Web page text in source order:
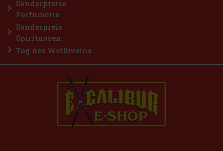
Sonderpreise
Parfumerie
Sonderpreis
Spirituosen
Tag des Weißweins